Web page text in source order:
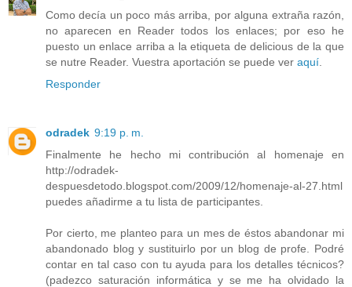
Como decía un poco más arriba, por alguna extraña razón,
no aparecen en Reader todos los enlaces; por eso he
puesto un enlace arriba a la etiqueta de delicious de la que
se nutre Reader. Vuestra aportación se puede ver aquí
Responder
odradek 9:19 p. m.
Finalmente he hecho mi contribución al homenaje en
http://odradek-
despuesdetodo.blogspot.com/2009/12/homenaje-al-27.html
puedes añadirme a tu lista de participantes.
Por cierto, me planteo para un mes de éstos abandonar mi
abandonado blog y sustituirlo por un blog de profe. Podré
contar en tal caso con tu ayuda para los detalles técnicos?
(padezco saturación informática y se me ha olvidado la